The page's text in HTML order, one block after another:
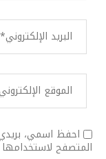
احفظ اسمي، بريدي
المتصفح